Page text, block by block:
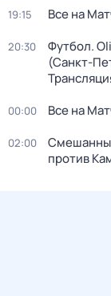
19:15 Все на
20:30
Футбол.
(Санкт-
00:00 Все на
02:00
против